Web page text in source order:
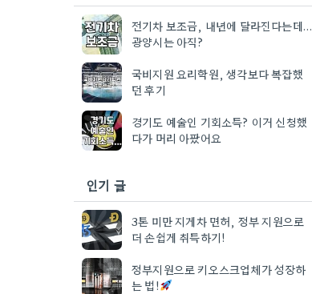
전기차 보조금, 내년에 달라진다는데…
광양시는 아직?
국비지원 요리학원, 생각보다 복잡했
던 후기
경기도 예술인 기회소득? 이거 신청했
다가 머리 아팠어요
인기 글
3톤 미만 지게차 면허, 정부 지원으로
더 손쉽게 취득하기!
정부지원으로 키오스크업체가 성장하
는 법!